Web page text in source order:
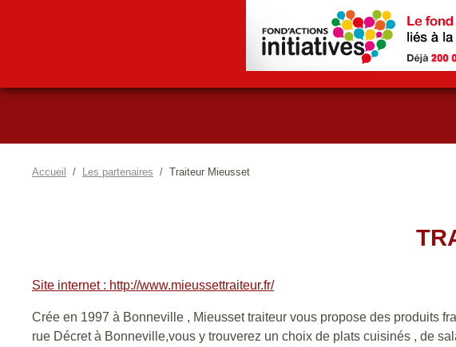
Accueil Les partenaires Traiteur Mieusset
Site internet : http://www.mieussettraiteur.fr/
Crée en 1997 à Bonneville , Mieusset traiteur vous propose des produits
rue Décret à Bonneville,vous y trouverez un choix de plats cuisinés , de